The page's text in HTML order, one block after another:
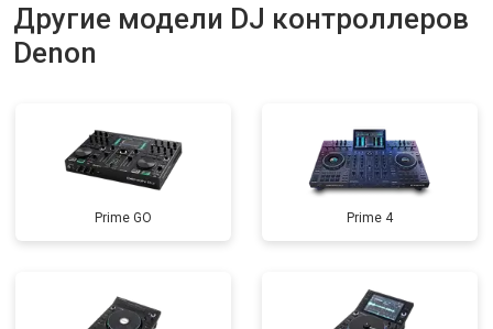
Другие модели DJ контроллеров
Denon
Prime GO Prime 4